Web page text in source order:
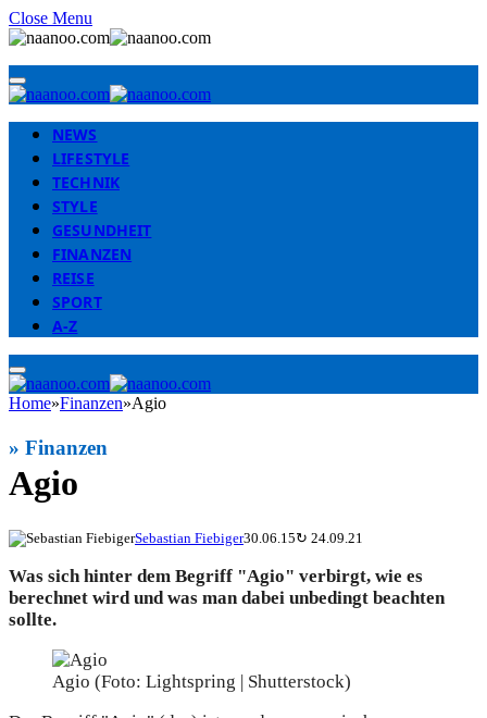
Close Menu
NEWS
LIFESTYLE
TECHNIK
STYLE
GESUNDHEIT
FINANZEN
REISE
SPORT
A-Z
Home»Finanzen»Agio
Agio
» Finanzen
Sebastian Fiebiger30.06.15↻ 24.09.21
Was sich hinter dem Begriff "Agio" verbirgt, wie es
berechnet wird und was man dabei unbedingt beachten
sollte.
Agio (Foto: Lightspring | Shutterstock)